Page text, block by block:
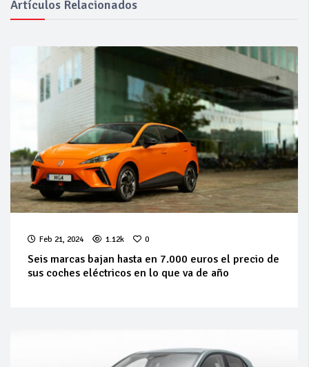
Artículos Relacionados
Feb 21, 2024 1.12k 0
Seis marcas bajan hasta en 7.000 euros el precio de
sus coches eléctricos en lo que va de año